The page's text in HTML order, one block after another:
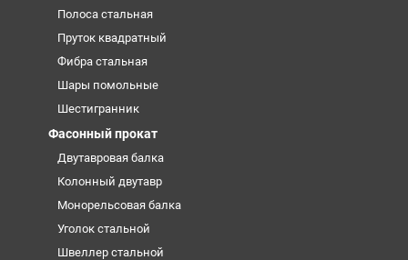
Полоса стальная
Пруток квадратный
Фибра стальная
Шары помольные
Шестигранник
Фасонный прокат
Двутавровая балка
Колонный двутавр
Монорельсовая балка
Уголок стальной
Швеллер стальной